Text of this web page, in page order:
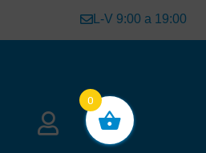
L-V 9:00 a 19:00
0